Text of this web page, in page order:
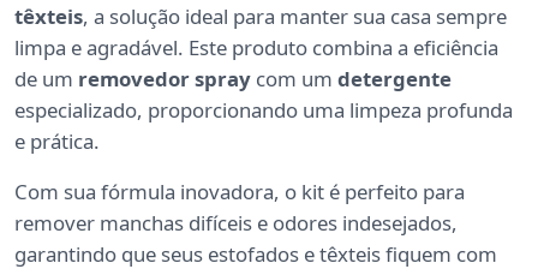
têxteis, a solução ideal para manter sua casa sempre
limpa e agradável. Este produto combina a eficiência
de um removedor spray com um detergente
especializado, proporcionando uma limpeza profunda
e prática.
Com sua fórmula inovadora, o kit é perfeito para
remover manchas difíceis e odores indesejados,
garantindo que seus estofados e têxteis fiquem com